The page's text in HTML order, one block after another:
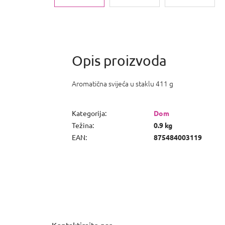
Aromatična svijeća u staklu 411 g
Kategorija:
Dom
Težina:
0.9 kg
EAN: 875484003119